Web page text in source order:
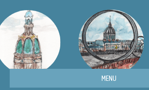
MENU